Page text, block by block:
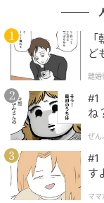
会話が盛り上が
る瞬間って、ある
そんなとき、
やん。
ゆっくり間を取
ち着かせる。
言葉で仕切るの
裕よね。
ど
離婚
#1
ね
ぜん
#1
す
ママ